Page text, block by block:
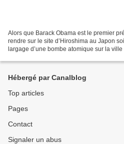
Alors que Barack Obama est le premier
rendre sur le site d’Hiroshima au Japon
largage d’une bombe atomique sur la
Hébergé par Canalblog
Top articles
Pages
Contact
Signaler un abus